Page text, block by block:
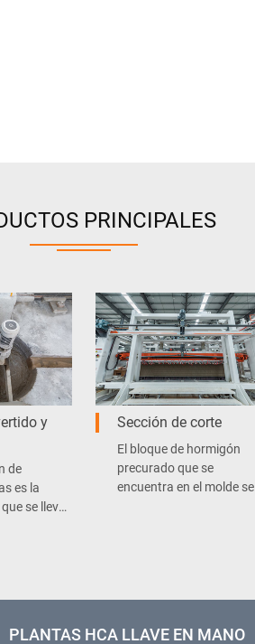
PRINCIPALES
y
de
es la
se lleva
Sección de corte
El bloque de hormigón
precurado que se
encuentra en el molde se
PLANTAS HCA LLAVE EN MANO